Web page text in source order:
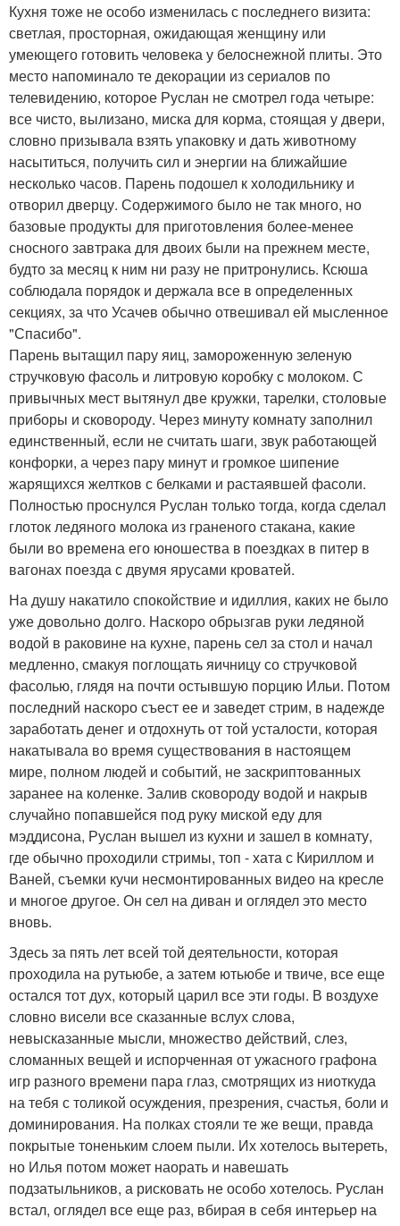
Кухня тоже не особо изменилась с последнего визита:
светлая, просторная, ожидающая женщину или
умеющего готовить человека у белоснежной плиты. Это
место напоминало те декорации из сериалов по
телевидению, которое Руслан не смотрел года четыре:
все чисто, вылизано, миска для корма, стоящая у двери,
словно призывала взять упаковку и дать животному
насытиться, получить сил и энергии на ближайшие
несколько часов. Парень подошел к холодильнику и
отворил дверцу. Содержимого было не так много, но
базовые продукты для приготовления более-менее
сносного завтрака для двоих были на прежнем месте,
будто за месяц к ним ни разу не притронулись. Ксюша
соблюдала порядок и держала все в определенных
секциях, за что Усачев обычно отвешивал ей мысленное
"Спасибо".
Парень вытащил пару яиц, замороженную зеленую
стручковую фасоль и литровую коробку с молоком. С
привычных мест вытянул две кружки, тарелки, столовые
приборы и сковороду. Через минуту комнату заполнил
единственный, если не считать шаги, звук работающей
конфорки, а через пару минут и громкое шипение
жарящихся желтков с белками и растаявшей фасоли.
Полностью проснулся Руслан только тогда, когда сделал
глоток ледяного молока из граненого стакана, какие
были во времена его юношества в поездках в питер в
вагонах поезда с двумя ярусами кроватей.
На душу накатило спокойствие и идиллия, каких не было
уже довольно долго. Наскоро обрызгав руки ледяной
водой в раковине на кухне, парень сел за стол и начал
медленно, смакуя поглощать яичницу со стручковой
фасолью, глядя на почти остывшую порцию Ильи. Потом
последний наскоро съест ее и заведет стрим, в надежде
заработать денег и отдохнуть от той усталости, которая
накатывала во время существования в настоящем
мире, полном людей и событий, не заскриптованных
заранее на коленке. Залив сковороду водой и накрыв
случайно попавшейся под руку миской еду для
мэддисона, Руслан вышел из кухни и зашел в комнату,
где обычно проходили стримы, топ - хата с Кириллом и
Ваней, съемки кучи несмонтированных видео на кресле
и многое другое. Он сел на диван и оглядел это место
вновь.
Здесь за пять лет всей той деятельности, которая
проходила на рутьюбе, а затем ютьюбе и твиче, все еще
остался тот дух, который царил все эти годы. В воздухе
словно висели все сказанные вслух слова,
невысказанные мысли, множество действий, слез,
сломанных вещей и испорченная от ужасного графона
игр разного времени пара глаз, смотрящих из ниоткуда
на тебя с толикой осуждения, презрения, счастья, боли и
доминирования. На полках стояли те же вещи, правда
покрытые тоненьким слоем пыли. Их хотелось вытереть,
но Илья потом может наорать и навешать
подзатыльников, а рисковать не особо хотелось. Руслан
встал, оглядел все еще раз, вбирая в себя интерьер на